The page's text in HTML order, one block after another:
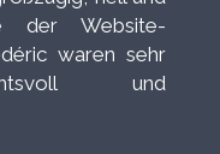
der Website-
waren sehr
und